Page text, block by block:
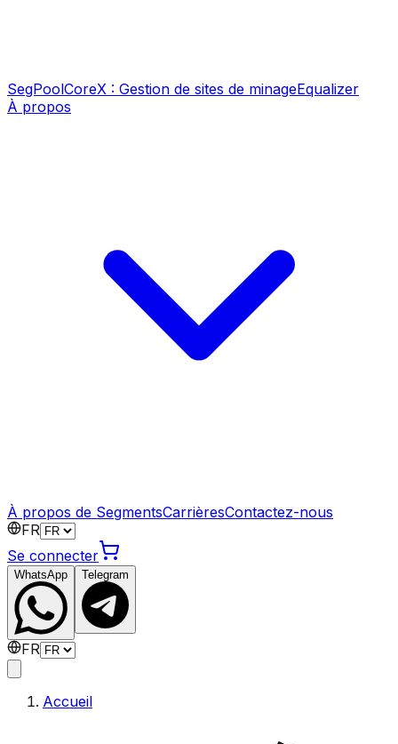
SegPoolCoreX : Gestion de sites de minageEqualizer
À propos
À propos de SegmentsCarrièresContactez-nous
FR
Se connecter
WhatsApp Telegram
FR
Accueil